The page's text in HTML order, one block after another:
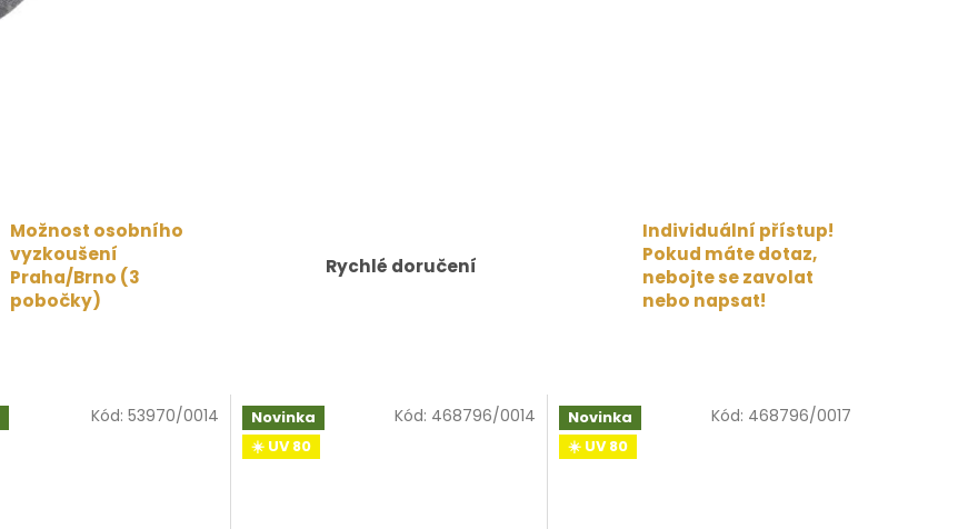
Možnost osobního
vyzkoušení
Praha/Brno (3
pobočky)
Rychlé doručení
Individuální přístup!
Pokud máte dotaz,
nebojte se zavolat
nebo napsat!
Kód: 53970/0014
Novinka
☀️ UV 80
Kód: 468796/0014
Novinka
☀️ UV 80
Kód: 468796/0017